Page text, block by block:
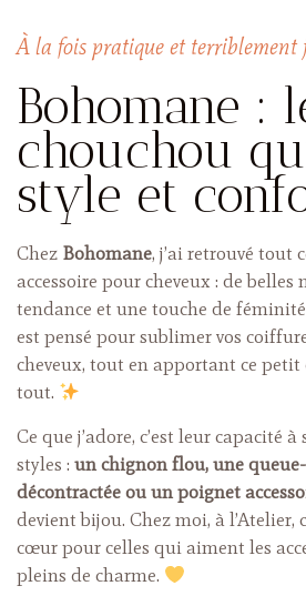
À la fois pratique et terriblement
Bohomane :
chouchou
style et
Chez Bohomane, j’ai retrouvé tout
accessoire pour cheveux : de belles
tendance et une touche de
est pensé pour sublimer vos
cheveux, tout en apportant ce
tout.
Ce que j’adore, c’est leur capacité à
styles : un chignon flou, une
décontractée ou un poignet
devient bijou. Chez moi, à l’Atelier,
cœur pour celles qui aiment les
pleins de charme.